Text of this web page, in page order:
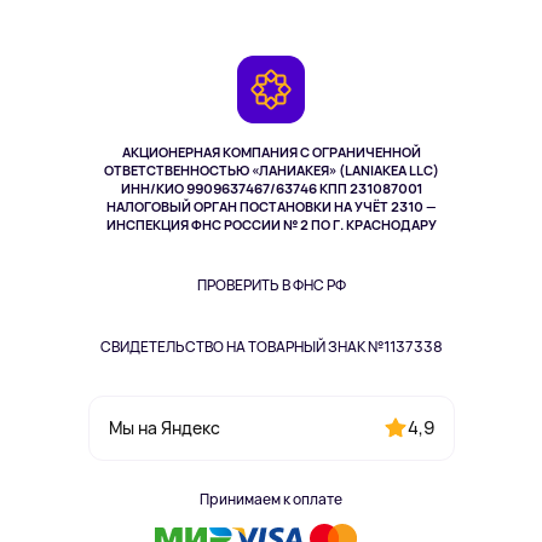
АКЦИОНЕРНАЯ КОМПАНИЯ С ОГРАНИЧЕННОЙ
ОТВЕТСТВЕННОСТЬЮ «ЛАНИАКЕЯ» (LANIAKEA LLC)
ИНН/КИО 9909637467/63746 КПП 231087001
НАЛОГОВЫЙ ОРГАН ПОСТАНОВКИ НА УЧЁТ 2310 —
ИНСПЕКЦИЯ ФНС РОССИИ № 2 ПО Г. КРАСНОДАРУ
ПРОВЕРИТЬ В ФНС РФ
СВИДЕТЕЛЬСТВО НА ТОВАРНЫЙ ЗНАК №1137338
Мы на Яндекс 4,9
Принимаем к оплате
Здоровье питомцев
Одежда и аксессуары